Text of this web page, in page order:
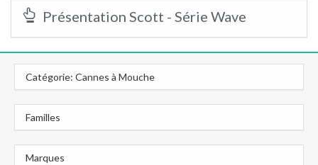
Présentation Scott - Série Wave
Catégorie: Cannes à Mouche
Familles
Marques